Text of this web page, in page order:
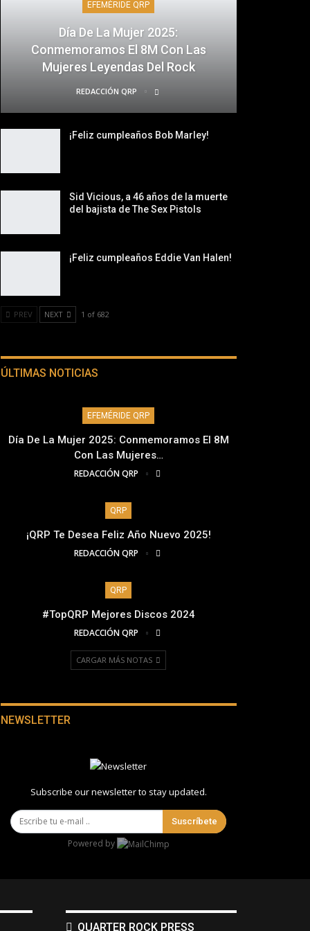
EFEMÉRIDE QRP
Día De La Mujer 2025:
Conmemoramos El 8M Con Las
Mujeres Leyendas Del Rock
REDACCIÓN QRP
¡Feliz cumpleaños Bob Marley!
Sid Vicious, a 46 años de la muerte
del bajista de The Sex Pistols
¡Feliz cumpleaños Eddie Van Halen!
PREV NEXT 1 of 682
ÚLTIMAS NOTICIAS
EFEMÉRIDE QRP
Día De La Mujer 2025: Conmemoramos El 8M
Con Las Mujeres…
REDACCIÓN QRP
QRP
¡QRP Te Desea Feliz Año Nuevo 2025!
REDACCIÓN QRP
QRP
#TopQRP Mejores Discos 2024
REDACCIÓN QRP
CARGAR MÁS NOTAS
NEWSLETTER
Subscribe our newsletter to stay updated.
Suscríbete
Powered by
QUARTER ROCK PRESS